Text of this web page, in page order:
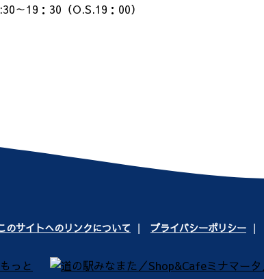
～19：30（O.S.19：00）
のサイトへのリンクについて プライバシーポリシー